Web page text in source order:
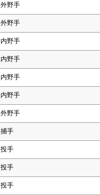
外野手
外野手
内野手
内野手
内野手
内野手
外野手
捕手
投手
投手
投手